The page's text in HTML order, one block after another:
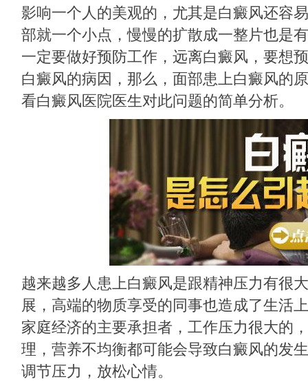
影响一个人的美观的，尤其是白癜风还容
部就一个小点，慢慢的扩散成一整片也是
一定要做好预防工作，远离白癜风，要想
白癜风的病因，那么，面部患上白癜风的
看白癜风医院医生对此问题的简单分析。
越来越多人患上白癜风是跟精神压力有很
展，高端的物质享受的同事也造成了生活
家庭经济的主要承担者，工作压力很大的
理，营养不均衡都可能会导致白癜风的发
调节压力，放松心情。